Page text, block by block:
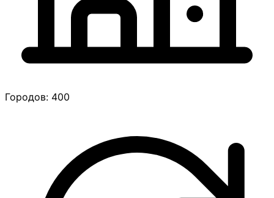
Городов: 400